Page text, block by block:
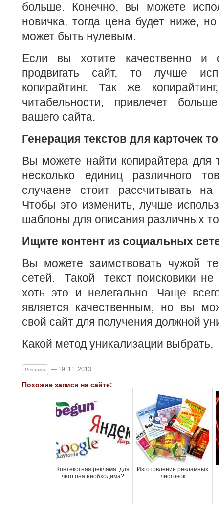
больше. Конечно, вы можете
новичка, тогда цена будет ниже,
может быть нулевым.
Если вы хотите качественно и
продвигать сайт, то лучше
копирайтинг. Так же
читабельности, привлечет
вашего сайта.
Генерация текстов для карточек
Вы можете найти копирайтера для
несколько единиц различного
случаене стоит рассчитывать на
Чтобы это изменить, лучше
шаблоны для описания различных
Ищите контент из социальных
Вы можете заимствовать чужой
сетей. Такой текст поисковики не
хоть это и нелегально. Чаще
является качественным, но вы
свой сайт для получения должной
Какой метод уникализации
Реклама — 19. 11. 2013
Похожие записи на сайте:
Контекстная реклама: для
чего она необходима?
Изготовление рекламных
листовок